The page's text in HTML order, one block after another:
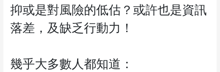
抑或是對風險的低估？或許也是資訊
落差，及缺乏行動力！
幾乎大多數人都知道：